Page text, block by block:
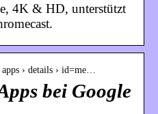
4K & HD, unterstützt
› details › id=me…
bei Google